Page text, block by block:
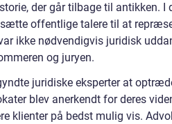
der går tilbage til antikken. I
offentlige talere til at
ikke nødvendigvis juridisk
og juryen.
juridiske eksperter at
blev anerkendt for deres
klienter på bedst mulig vis.